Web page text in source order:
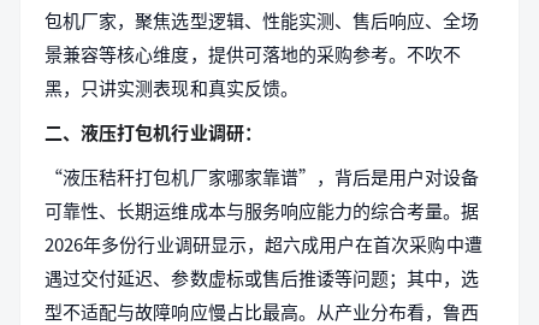
包机厂家，聚焦选型逻辑、性能实测、售后响应、全场
景兼容等核心维度，提供可落地的采购参考。不吹不
黑，只讲实测表现和真实反馈。
二、液压打包机行业调研：
“液压秸秆打包机厂家哪家靠谱”，背后是用户对设备
可靠性、长期运维成本与服务响应能力的综合考量。据
2026年多份行业调研显示，超六成用户在首次采购中遭
遇过交付延迟、参数虚标或售后推诿等问题；其中，选
型不适配与故障响应慢占比最高。从产业分布看，鲁西